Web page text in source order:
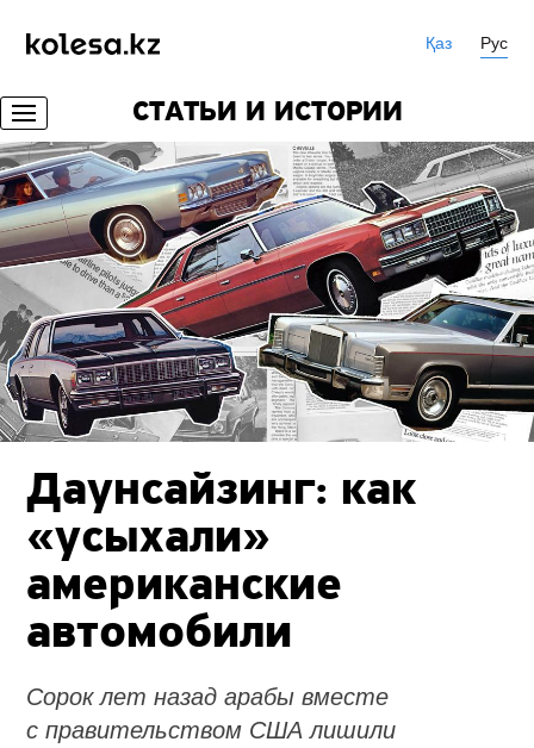
Қаз Рус
СТАТЬИ И ИСТОРИИ
Даунсайзинг: как
«усыхали»
американские
автомобили
Сорок лет назад арабы вместе
с правительством США лишили